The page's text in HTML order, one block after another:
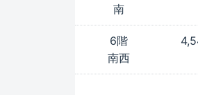
南
6階
南西